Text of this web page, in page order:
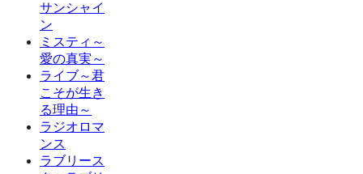
サンシャイ
ン
ミスティ～
愛の真実～
ライブ～君
こそが生き
る理由～
ラジオロマ
ンス
ラブリース